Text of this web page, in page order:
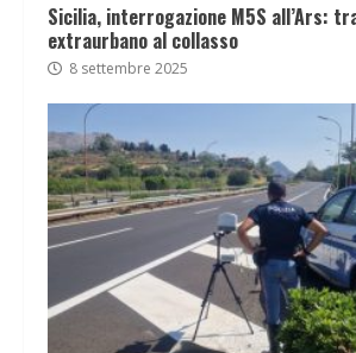
Sicilia, interrogazione M5S all’Ars:
extraurbano al collasso
8 settembre 2025